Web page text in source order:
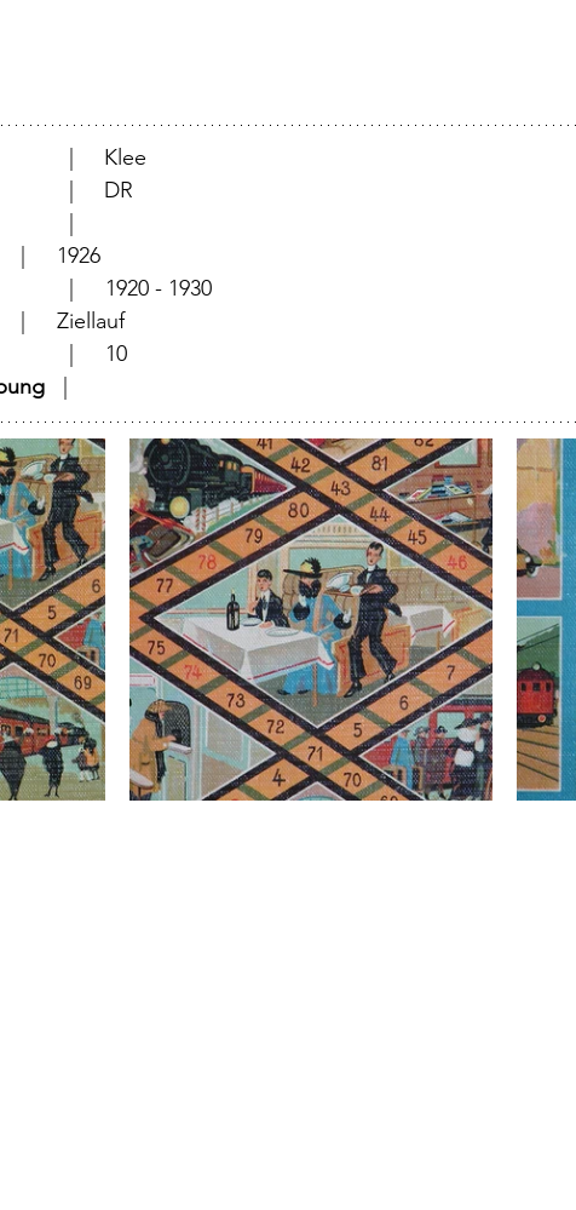
			  |     Klee
			  |     DR
		  |	1926
		  |	1920 - 1930
		  |	Ziellauf
			  |	10